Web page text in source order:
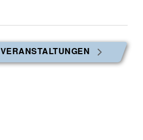
VERANSTALTUNGEN